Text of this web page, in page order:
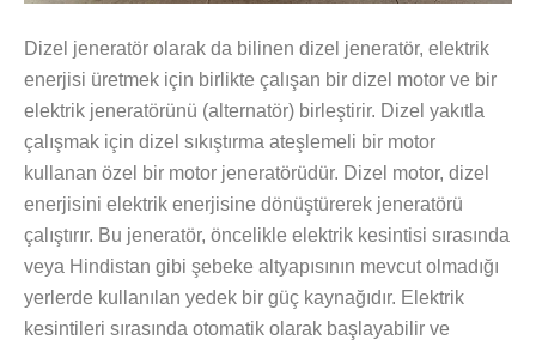
Dizel jeneratör olarak da bilinen dizel jeneratör, elektrik
enerjisi üretmek için birlikte çalışan bir dizel motor ve bir
elektrik jeneratörünü (alternatör) birleştirir. Dizel yakıtla
çalışmak için dizel sıkıştırma ateşlemeli bir motor
kullanan özel bir motor jeneratörüdür. Dizel motor, dizel
enerjisini elektrik enerjisine dönüştürerek jeneratörü
çalıştırır. Bu jeneratör, öncelikle elektrik kesintisi sırasında
veya Hindistan gibi şebeke altyapısının mevcut olmadığı
yerlerde kullanılan yedek bir güç kaynağıdır. Elektrik
kesintileri sırasında otomatik olarak başlayabilir ve